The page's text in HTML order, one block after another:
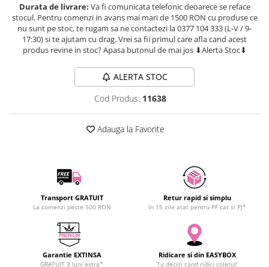
Seturi de Surubelnite
Cuttere
Foarfeca Electrician
Chei Dinamometrice
Scule Electrice
Unelte Multifunctionale
Masini de Gaurit si Insurubat
Accesorii pentru Gaurit
SCHRACK TECHNIK
SAMSUNG
SUNKKO
SANYO
TOPDON
VETO PRO PAC
WEICON
WAIT TOOLS
WEEEMAKE
Durata de livrare: Va fi comunicata telefonic deoarece se reface
stocul. Pentru comenzi in avans mai mari de 1500 RON cu produse ce
nu sunt pe stoc, te rugam sa ne contactezi la 0377 104 333 (L-V / 9-
17:30) si te ajutam cu drag. Vrei sa fii primul care afla cand acest
produs revine in stoc? Apasa butonul de mai jos ⬇Alerta Stoc⬇
ALERTA STOC
Cod Produs: 11638
Adauga la Favorite
Transport GRATUIT
La comenzi peste 500 RON
Retur rapid si simplu
In 15 zile atat pentru PF cat si PJ*
Garantie EXTINSA
GRATUIT 3 luni extra*
Ridicare si din EASYBOX
Tu decizi cand ridici coletul!